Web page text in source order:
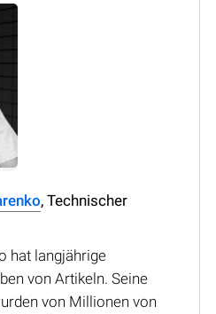
, Technischer
hat langjährige
von Artikeln. Seine
von Millionen von